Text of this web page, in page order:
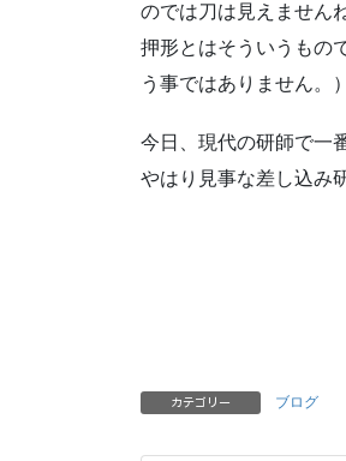
のでは刀は見えませんね
押形とはそういうもの
う事ではありません。）
今日、現代の研師で一
やはり見事な差し込み
カテゴリー ブログ